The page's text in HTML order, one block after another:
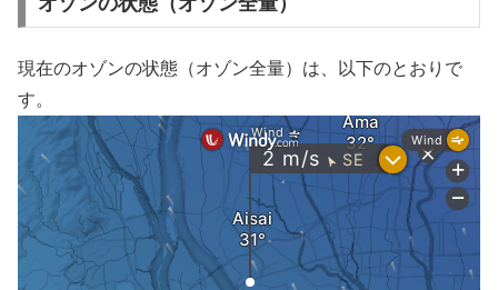
現在のオゾンの状態（オゾン全量）は、以下のとおりで
す。